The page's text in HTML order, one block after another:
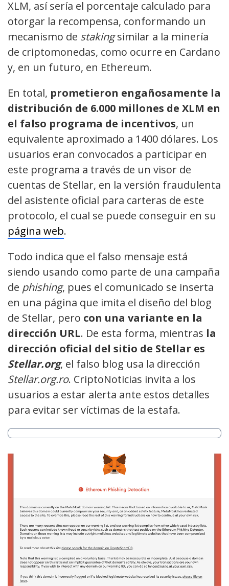
XLM, así sería el porcentaje calculado para
otorgar la recompensa, conformando un
mecanismo de stakingsimilar a la minería
de criptomonedas, como ocurre en Cardano
y, en un futuro, en Ethereum.
En total, prometieron engañosamente la
distribución de 6.000 millones de XLM en
el falso programa de incentivos, un
equivalente aproximado a 1400 dólares. Los
usuarios eran convocados a participar en
este programa a través de un visor de
cuentas de Stellar, en la versión fraudulenta
del asistente oficial para carteras de este
protocolo, el cual se puede conseguir en su
página web.
Todo indica que el falso mensaje está
siendo usando como parte de una campaña
de phishing, pues el comunicado se inserta
en una página que imita el diseño del blog
de Stellar, pero con una variante en la
dirección URL. De esta forma, mientras la
dirección oficial del sitio de Stellar es
Stellar.org, el falso blog usa la dirección
Stellar.org.ro. CriptoNoticias invita a los
usuarios a estar alerta ante estos detalles
para evitar ser víctimas de la estafa.